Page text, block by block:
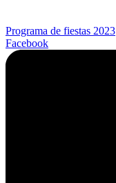
Programa de fiestas 2023
Facebook